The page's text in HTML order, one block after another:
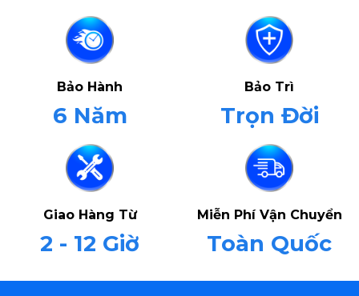
Bảo Hành
6 Năm
Bảo Trì
Trọn Đời
Giao Hàng Từ
2 - 12 Giờ
Miễn Phí Vận Chuyển
Toàn Quốc